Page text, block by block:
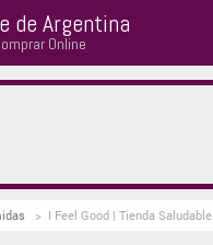
de Argentina
Online
> I Feel Good | Tienda Saludable